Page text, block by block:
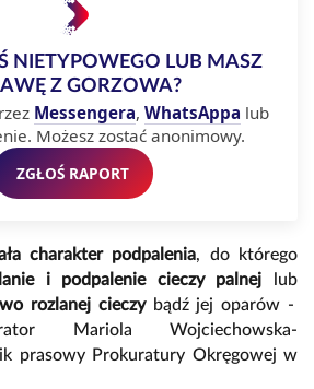
NIETYPOWEGO LUB MASZ
Z GORZOWA?
Messengera, WhatsAppa lub
Możesz zostać anonimowy.
ZGŁOŚ RAPORT
charakter podpalenia, do którego
i podpalenie cieczy palnej
lub
rozlanej cieczybądź jej oparów -
Mariola Wojciechowska-
prasowy Prokuratury Okręgowej w